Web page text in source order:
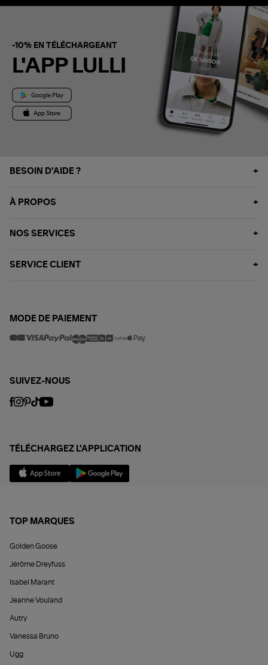
-10% EN TÉLÉCHARGEANT
L'APP LULLI
BESOIN D'AIDE ?
À PROPOS
NOS SERVICES
SERVICE CLIENT
MODE DE PAIEMENT
SUIVEZ-NOUS
TÉLÉCHARGEZ L'APPLICATION
TOP MARQUES
Golden Goose
Jérôme Dreyfuss
Isabel Marant
Jeanne Vouland
Autry
Vanessa Bruno
Ugg